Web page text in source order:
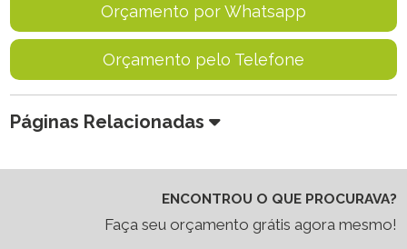
Orçamento por Whatsapp
Orçamento pelo Telefone
Páginas Relacionadas
ENCONTROU O QUE PROCURAVA?
Faça seu orçamento grátis agora mesmo!